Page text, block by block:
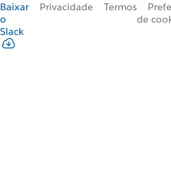
Baixar
o
Slack
Privacidade Termos
de